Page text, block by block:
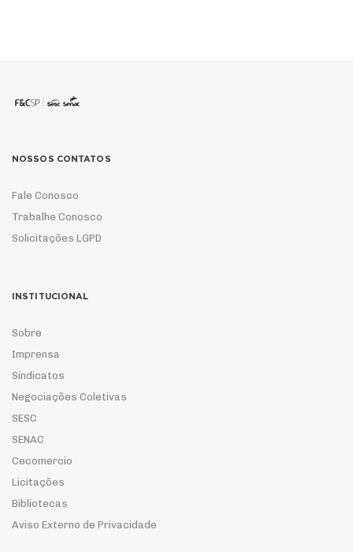
NOSSOS CONTATOS
Fale Conosco
Trabalhe Conosco
Solicitações LGPD
INSTITUCIONAL
Sobre
Imprensa
Sindicatos
Negociações Coletivas
SESC
SENAC
Cecomercio
Licitações
Bibliotecas
Aviso Externo de Privacidade